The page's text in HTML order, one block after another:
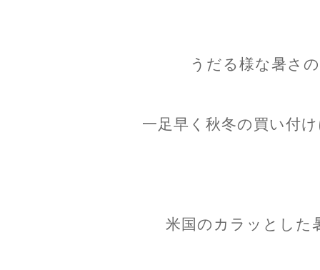
うだる様な暑さ
一足早く秋冬の買い付
米国のカラッとした